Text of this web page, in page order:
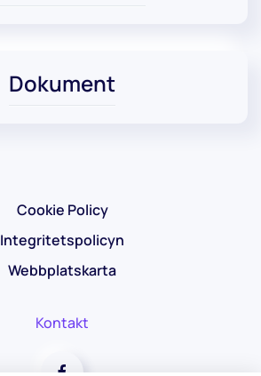
Dokument
Cookie Policy
Integritetspolicyn
Webbplatskarta
Kontakt